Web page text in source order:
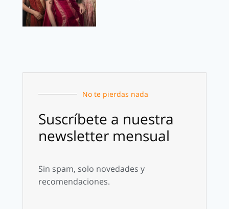
No te pierdas nada
Suscríbete a nuestra
newsletter mensual
Sin spam, solo novedades y
recomendaciones.